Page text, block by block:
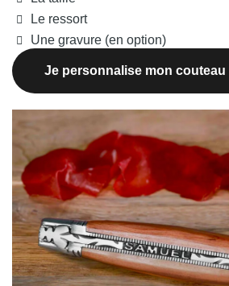
Le ressort
Une gravure (en option)
Je personnalise mon couteau